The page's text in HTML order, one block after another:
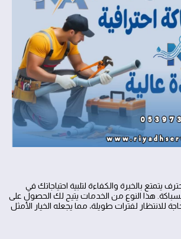
يتمتع بالخبرة والكفاءة لتلبية احتياجاتك في
هذا النوع من الخدمات يتيح لك الحصول على
للانتظار لفترات طويلة، مما يجعله الخيار الأمثل